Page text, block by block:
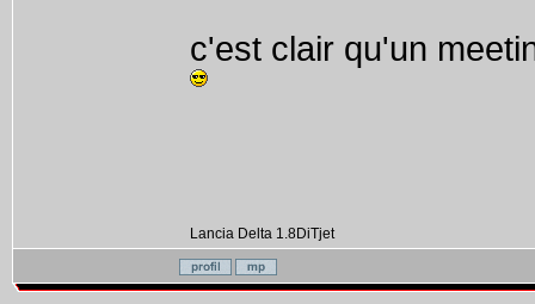
c'est clair qu'un
Lancia Delta 1.8DiTjet